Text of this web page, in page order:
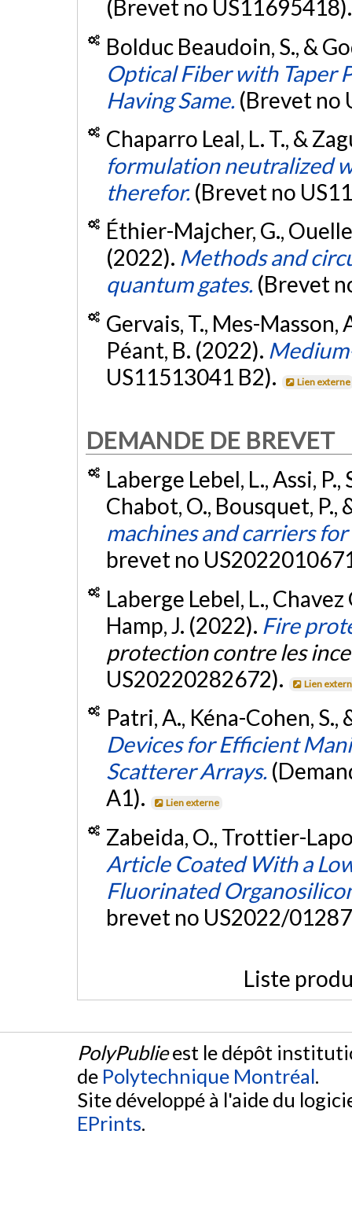
(Brevet no
Bolduc Beaudoin, S., &
Optical Fiber with Taper
Having Same. (Brevet no
Chaparro Leal, L. T., &
formulation neutralized
therefor. (Brevet no
Éthier-Majcher, G.,
(2022). Methods and
quantum gates. (Brevet
Gervais, T., Mes-Masson,
Péant, B. (2022).
US11513041 B2).
Lien externe
DEMANDE DE BREVET
Laberge Lebel, L., Assi,
Chabot, O., Bousquet, P.,
machines and carriers
brevet no
Laberge Lebel, L., Chavez
Hamp, J. (2022). Fire
protection contre les
US20220282672).
Lien
Patri, A., Kéna-Cohen, S.,
Devices for Efficient
Scatterer Arrays.
A1).
Lien externe
Zabeida, O., Trottier-
Article Coated With a
Fluorinated
brevet no US2022/
Liste
PolyPublieest le dépôt
de Polytechnique Montréal.
Site développé à l'aide du
EPrints.